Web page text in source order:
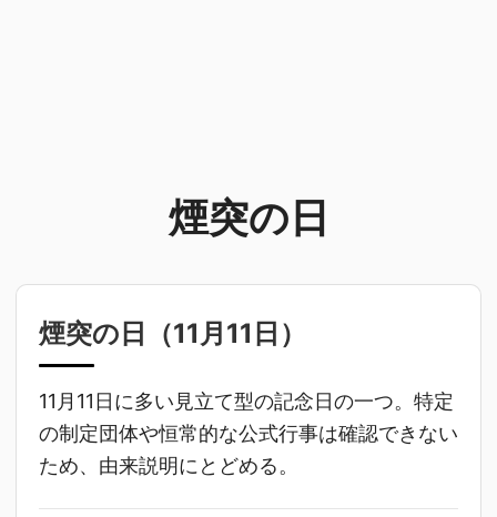
煙突の日
煙突の日（11月11日 ）
11月11日に多い見立て型の記念日の一つ。特定
の制定団体や恒常的な公式行事は確認できない
ため、由来説明にとどめる。